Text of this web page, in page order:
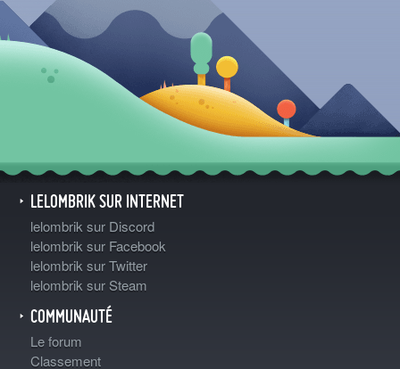
LELOMBRIK SUR INTERNET
lelombrik sur Discord
lelombrik sur Facebook
lelombrik sur Twitter
lelombrik sur Steam
COMMUNAUTÉ
Le forum
Classement